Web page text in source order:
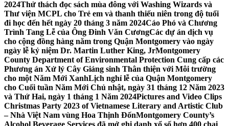
2024Thử thách đọc sách mùa đông với Washing Wizards và
Thư viện MCPL cho Trẻ em và thanh thiếu niên trong độ tuổi
đi học đến hết ngày 20 tháng 3 năm 2024Cáo Phó và Chương
Trình Tang Lễ của Ông Đinh Văn CươngCác dự án dịch vụ
cho cộng đồng hàng năm trong Quận Montgomery vào ngày
ngày lễ kỷ niệm Dr. Martin Luther King, JrMontgomery
County Department of Environmental Protection Cung cấp các
Phương án Xử lý Cây Giáng sinh Thân thiện với Môi trường
cho một Năm Mới XanhLịch nghỉ lễ của Quận Montgomery
cho Cuối tuần Năm Mới Chủ nhật, ngày 31 tháng 12 Năm 2023
và Thứ Hai, ngày 1 tháng 1 Năm 2024Pictures and Video Clips
Christmas Party 2023 of Vietnamese Literary and Artistic Club
– Nhà Việt Nam vùng Hoa Thịnh ĐốnMontgomery County’s
Alcohol Beverage Services đã mở ghi danh xổ số hơn 400 chai